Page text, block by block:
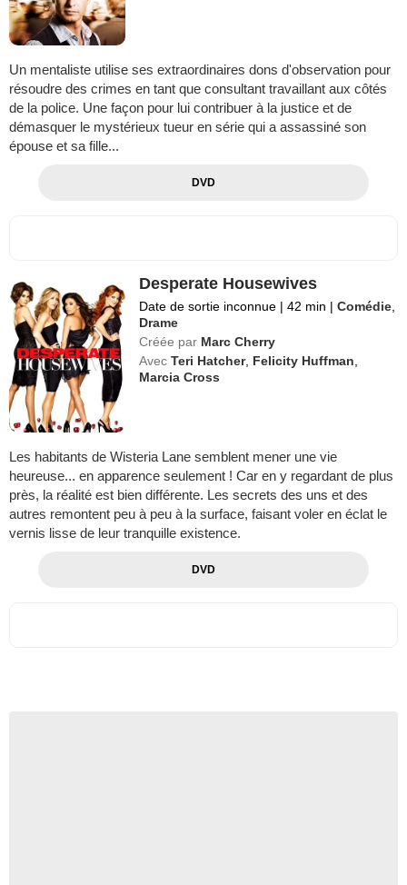
Un mentaliste utilise ses extraordinaires dons d'observation pour
résoudre des crimes en tant que consultant travaillant aux côtés
de la police. Une façon pour lui contribuer à la justice et de
démasquer le mystérieux tueur en série qui a assassiné son
épouse et sa fille...
DVD
Desperate Housewives
Date de sortie inconnue | 42 min | Comédie
Drame
Créée par Marc Cherry
Avec Teri Hatcher, Felicity Huffman
Marcia Cross
Les habitants de Wisteria Lane semblent mener une vie
heureuse... en apparence seulement ! Car en y regardant de plus
près, la réalité est bien différente. Les secrets des uns et des
autres remontent peu à peu à la surface, faisant voler en éclat le
vernis lisse de leur tranquille existence.
DVD